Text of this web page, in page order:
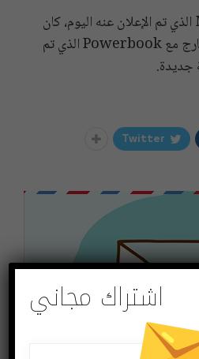
ومثل جهاز MacBook Pro الذي تم الإعلان عنه اليوم، كان
متطابقًا بشكل أساسي من الخارج مع Powerbook الذي تم
جديدة.
Twitter
اشتراك مجاني